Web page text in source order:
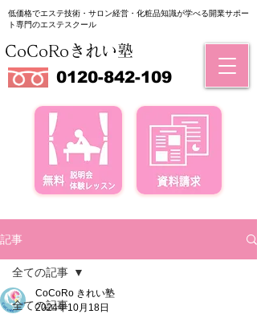
低価格でエステ技術・サロン経営・化粧品知識が学べる​開業サポー
ト専門のエステスクール
0120-842-109
CoCoRoきれい塾
記事
全ての記事
全ての記事
CoCoRo きれい塾
2024年10月18日